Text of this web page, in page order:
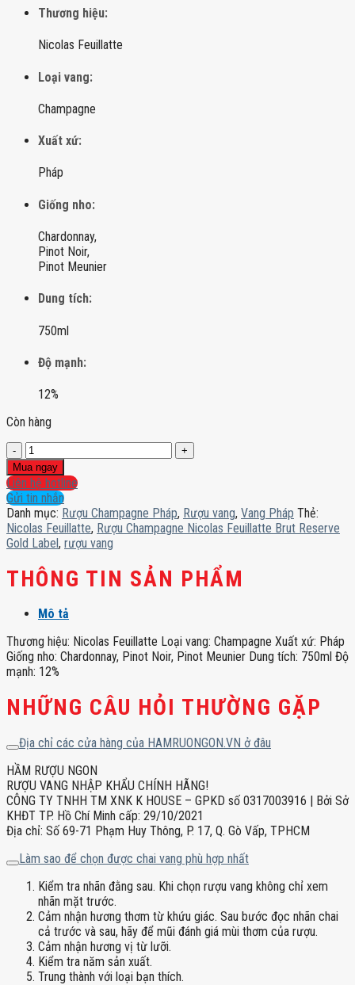
Thương hiệu:
Nicolas Feuillatte
Loại vang:
Champagne
Xuất xứ:
Pháp
Giống nho:
Chardonnay,
Pinot Noir,
Pinot Meunier
Dung tích:
750ml
Độ mạnh:
12%
Còn hàng
Rượu
Champagne
Nicolas
Feuillatte
Brut
Reserve
Gold
Label
số
lượng
Mua ngay
Liên hệ hotline
Gửi tin nhắn
Danh mục: Rượu Champagne Pháp, Rượu vang, Vang Pháp Thẻ:
Nicolas Feuillatte, Rượu Champagne Nicolas Feuillatte Brut Reserve
Gold Label, rượu vang
THÔNG TIN SẢN PHẨM
Mô tả
Thương hiệu: Nicolas Feuillatte Loại vang: Champagne Xuất xứ: Pháp
Giống nho: Chardonnay, Pinot Noir, Pinot Meunier Dung tích: 750ml Độ
mạnh: 12%
NHỮNG CÂU HỎI THƯỜNG GẶP
Địa chỉ các cửa hàng của HAMRUONGON.VN ở đâu
HẦM RƯỢU NGON
RƯỢU VANG NHẬP KHẨU CHÍNH HÃNG!
CÔNG TY TNHH TM XNK K HOUSE – GPKD số 0317003916 | Bởi Sở
KHĐT TP. Hồ Chí Minh cấp: 29/10/2021
Địa chỉ: Số 69-71 Phạm Huy Thông, P. 17, Q. Gò Vấp, TPHCM
Làm sao để chọn được chai vang phù hợp nhất
Kiểm tra nhãn đằng sau. Khi chọn rượu vang không chỉ xem
nhãn mặt trước.
Cảm nhận hương thơm từ khứu giác. Sau bước đọc nhãn chai
cả trước và sau, hãy để mũi đánh giá mùi thơm của rượu.
Cảm nhận hương vị từ lưỡi.
Kiểm tra năm sản xuất.
Trung thành với loại bạn thích.